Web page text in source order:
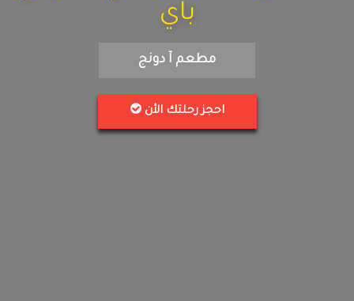
باي
مطعم آ دونج
احجز رحلتك الأن